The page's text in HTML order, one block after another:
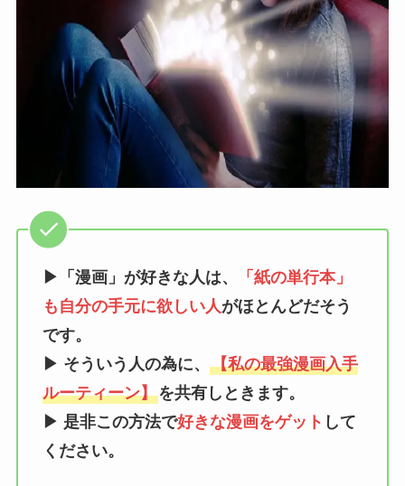
▶「漫画」が好きな人は、
「紙の単行本」
も自分の手元に欲しい人 がほとんどだそう
です。
▶ そういう人の為に、 【私の最強漫画入手
ルーティーン】を共有しときます。
▶ 是非この方法で好きな漫画をゲット して
ください。